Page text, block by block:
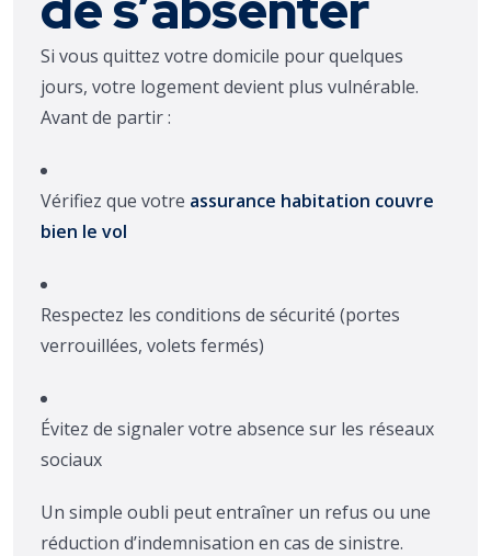
Si vous quittez votre domicile pour quelques
jours, votre logement devient plus vulnérable.
Avant de partir :
Vérifiez que votre assurance habitation couvre
bien le vol
Respectez les conditions de sécurité (portes
verrouillées, volets fermés)
Évitez de signaler votre absence sur les réseaux
sociaux
Un simple oubli peut entraîner un refus ou une
réduction d’indemnisation en cas de sinistre.